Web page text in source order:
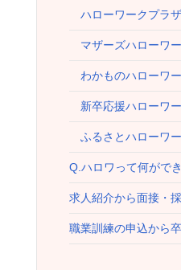
ハローワークプラ
マザーズハローワ
わかものハローワ
新卒応援ハローワ
ふるさとハローワ
Q.ハロワって何がで
求人紹介から面接・
職業訓練の申込から